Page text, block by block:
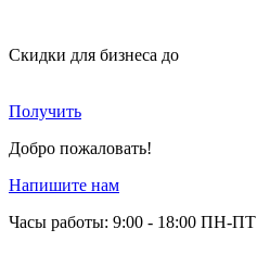
Скидки для бизнеса до
Получить
Добро пожаловать!
Напишите нам
Часы работы: 9:00 - 18:00 ПН-ПТ